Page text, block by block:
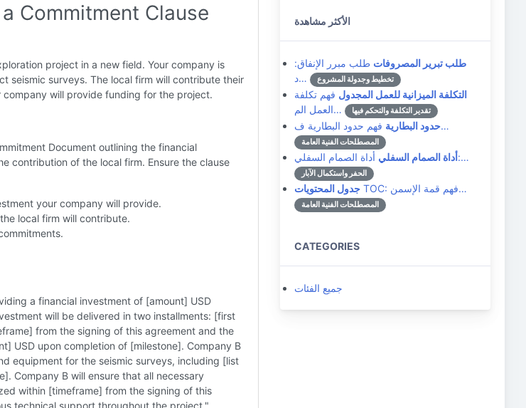
Commitment Clause
project in a new field. Your company is
seismic surveys. The local firm will contribute their
will provide funding for the project.
Document outlining the financial
contribution of the local firm. Ensure the clause
your company will provide.
local firm will contribute.
a financial investment of [amount] USD
will be delivered in two installments: [first
from the signing of this agreement and the
USD upon completion of [milestone]. Company B
equipment for the seismic surveys, including [list
Company B will ensure that all necessary
within [timeframe] from the signing of this
technical support throughout the project."
الأكثر مشاهدة
طلب تبرير المصروفات طلب مبرر الإنفاق:
د…
تخطيط وجدولة المشروع
التكلفة الميزانية للعمل المجدول فهم تكلفة
العمل الم…
تقدير التكلفة والتحكم فيها
حدود البطاريةفهم حدود البطارية ف…
المصطلحات الفنية العامة
أداة الصمام السفليأداة الصمام السفلي:…
الحفر واستكمال الآبار
جدول المحتويات TOC: فهم قمة الإسمن…
المصطلحات الفنية العامة
CATEGORIES
جميع الفئات